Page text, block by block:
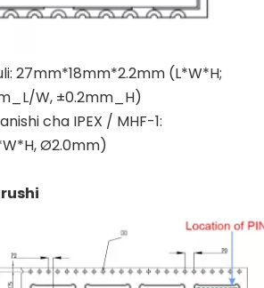
27mm*18mm*2.2mm (L*W*H;
W, ±0.2mm_H)
cha IPEX / MHF-1:
Ø2.0mm)